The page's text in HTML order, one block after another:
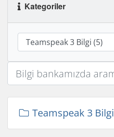
Kategoriler
Teamspeak 3 Bilgi